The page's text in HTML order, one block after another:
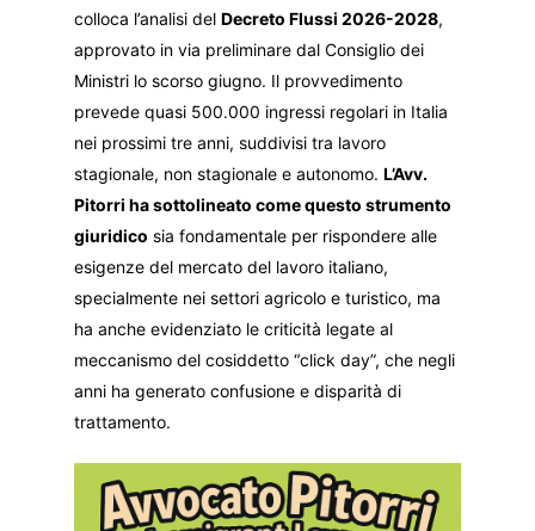
colloca l’analisi delDecreto Flussi 2026-2028,
approvato in via preliminare dal Consiglio dei
Ministri lo scorso giugno. Il provvedimento
prevede quasi 500.000 ingressi regolari in Italia
nei prossimi tre anni, suddivisi tra lavoro
stagionale, non stagionale e autonomo.L’Avv.
Pitorri ha sottolineato come questo strumento
giuridico sia fondamentale per rispondere alle
esigenze del mercato del lavoro italiano,
specialmente nei settori agricolo e turistico, ma
ha anche evidenziato le criticità legate al
meccanismo del cosiddetto “click day”, che negli
anni ha generato confusione e disparità di
trattamento.